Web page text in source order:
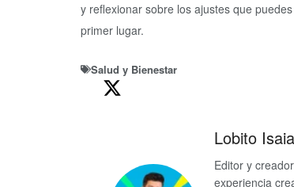
y reflexionar sobre los ajustes que
primer lugar.
Salud y Bienestar
Lobito
Editor y
experiencia